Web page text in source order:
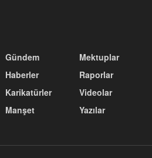
Gündem
Haberler
Karikatürler
Manşet
Mektuplar
Raporlar
Videolar
Yazılar